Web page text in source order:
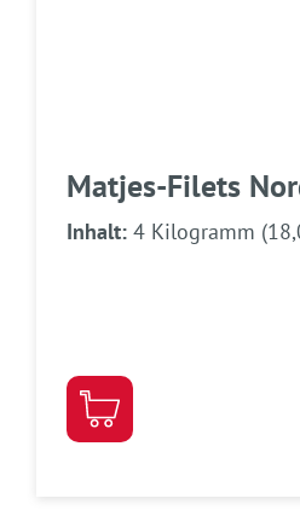
Matjes-Filets
Inhalt: 4 Kilogramm